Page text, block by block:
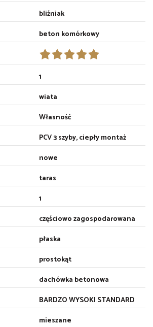
bliźniak
beton komórkowy
1
wiata
Własność
PCV 3 szyby, ciepły montaż
nowe
taras
1
częściowo zagospodarowana
płaska
prostokąt
dachówka betonowa
BARDZO WYSOKI STANDARD
mieszane